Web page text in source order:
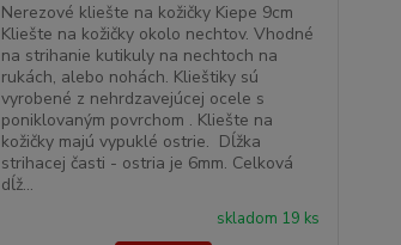
Nerezové kliešte na kožičky Kiepe 9cm
Kliešte na kožičky okolo nechtov. Vhodné
na strihanie kutikuly na nechtoch na
rukách, alebo nohách. Klieštiky sú
vyrobené z nehrdzavejúcej ocele s
poniklovaným povrchom . Kliešte na
kožičky majú vypuklé ostrie. Dĺžka
strihacej časti - ostria je 6mm. Celková
dĺž...
skladom 19 ks